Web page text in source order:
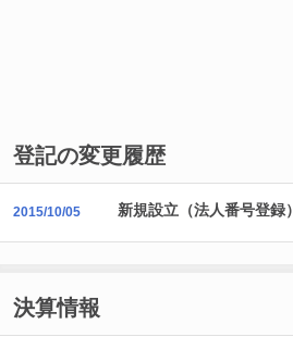
登記の変更履歴
2015/10/05 新規設立（法人番号登録）
決算情報